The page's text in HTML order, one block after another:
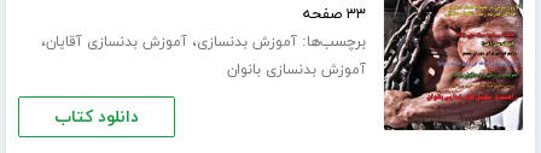
۳۳ صفحه
برچسب‌ها:آموزش بدنسازی،آموزش بدنسازی آقایان،
آموزش بدنسازی بانوان
دانلود کتاب